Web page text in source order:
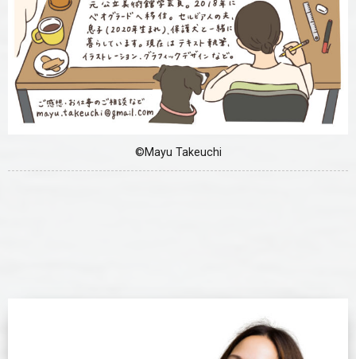
©Mayu Takeuchi